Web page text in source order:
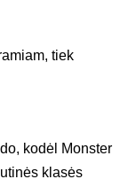
tiek
kodėl Monster
klasės